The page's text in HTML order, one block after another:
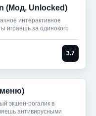
(Мод, Unlocked)
интерактивное
играешь за одинокого
3.7
экшен-рогалик в
антивирусными